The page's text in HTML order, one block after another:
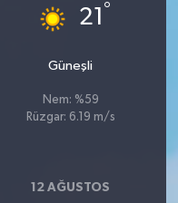
21 °
Güneşli
Nem: %59
Rüzgar: 6.19 m/s
12 AĞUSTOS